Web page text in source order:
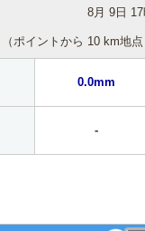
8月 9日
（ポイントから 10 km地点
0.0mm
-